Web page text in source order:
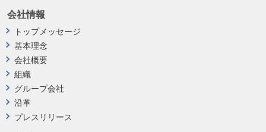
会社情報
トップメッセージ
基本理念
会社概要
組織
グループ会社
沿革
プレスリリース